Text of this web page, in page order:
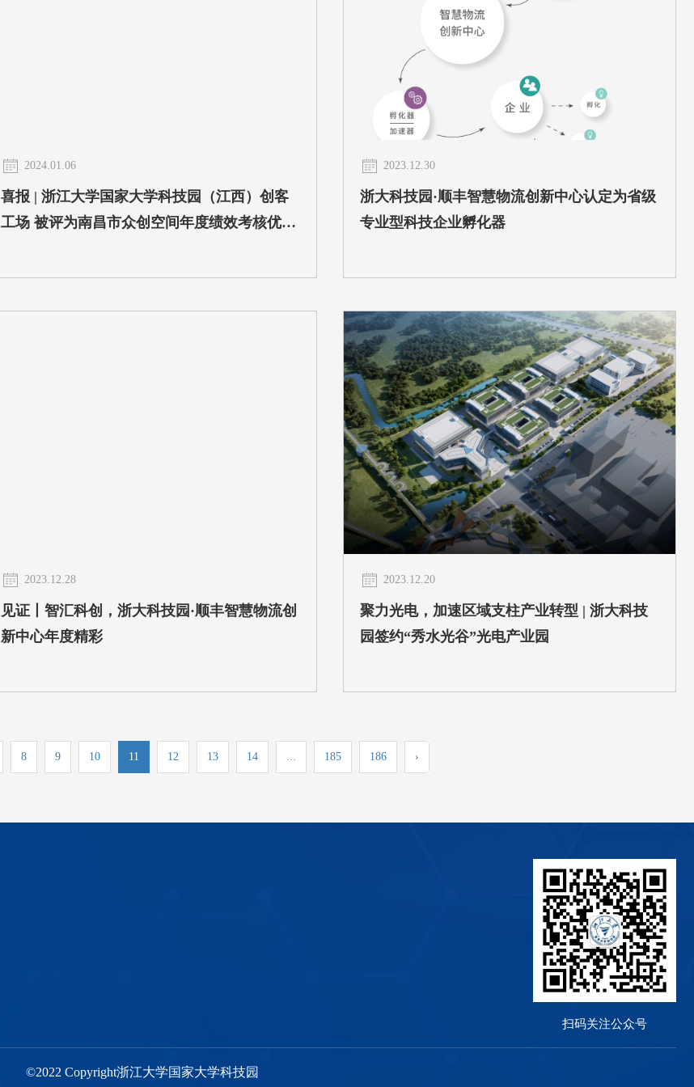
2024.01.06
喜报 | 浙江大学国家大学科技园（江西）创客
工场 被评为南昌市众创空间年度绩效考核优秀
2023.12.30
浙大科技园·顺丰智慧物流创新中心认定为省级
专业型科技企业孵化器
2023.12.28
见证丨智汇科创，浙大科技园·顺丰智慧物流创
新中心年度精彩
2023.12.20
聚力光电，加速区域支柱产业转型 | 浙大科技
园签约“秀水光谷”光电产业园
8 9 10 11 12 13 14 ... 185 186 ›
扫码关注公众号
©2022 Copyright浙江大学国家大学科技园